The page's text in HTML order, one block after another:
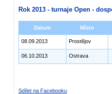
Rok 2013 - turnaje Open -
Datum Místo
08.09.2013 Prostějov
06.10.2013 Ostrava
Sdílet na Facebooku